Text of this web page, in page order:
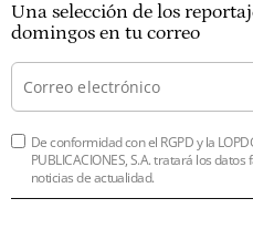
Una selección de los
domingos en tu correo
De conformidad con el RGPD y la
PUBLICACIONES, S.A. tratará los
noticias de actualidad.